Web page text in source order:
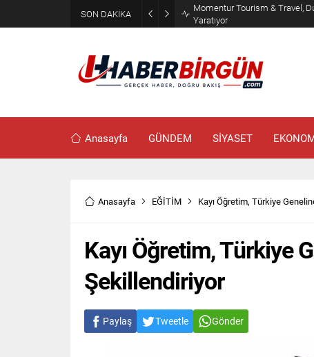
SON DAKİKA
Erdoğan, Suudi Arabistan’da
Görüşecek
Anasayfa GÜNDEM SİYASET
Anasayfa EĞİTİM Kayı Öğretim, Türkiye
Kayı Öğretim, Türkiye
Şekillendiriyor
Paylaş Tweetle Gönder